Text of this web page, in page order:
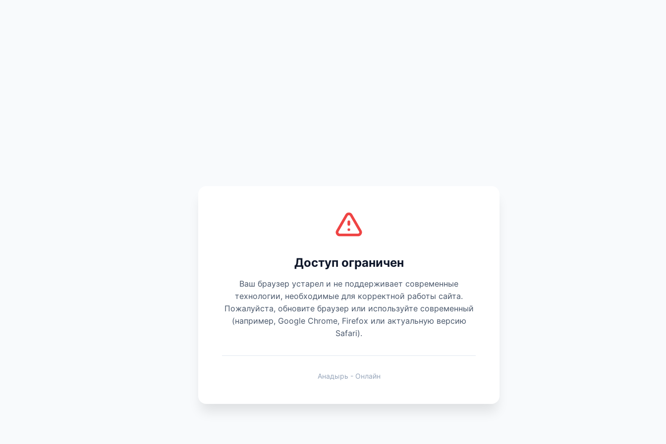
Доступ ограничен
Ваш браузер устарел и не поддерживает современные
технологии, необходимые для корректной работы сайта.
Пожалуйста, обновите браузер или используйте современный
(например, Google Chrome, Firefox или актуальную версию
Safari).
Анадырь - Онлайн